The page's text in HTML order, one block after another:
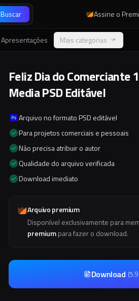
Buscar Assine o
Apresentações Mais categorias
Feliz Dia do Comerciante
Media PSD Editável
Arquivo no formato PSD editável
Para projetos comerciais e pessoais
Não precisa atribuir o autor
Qualidade do arquivo verificada
Download imediato
Arquivo premium
Disponível exclusivamente para
premiumpara fazer o download.
Download (